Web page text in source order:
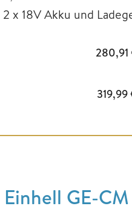
x 18V Akku und
280,91
319,99
GE-